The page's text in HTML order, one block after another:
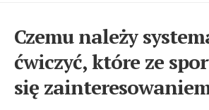
Czemu należy
ćwiczyć, które ze
się